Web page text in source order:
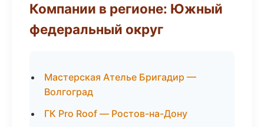
Компании в регионе: Южный
федеральный округ
Мастерская Ателье Бригадир —
Волгоград
ГК Pro Roof — Ростов-на-Дону